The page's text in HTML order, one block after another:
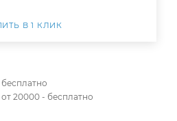
В 1 КЛИК
20000 - бесплатно